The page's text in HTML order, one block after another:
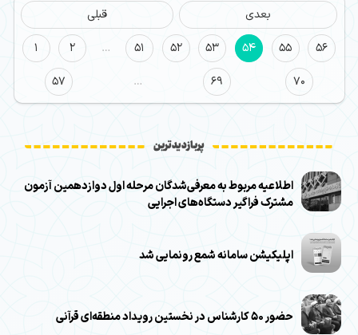
قبلی
بعدی
1
2 … 51 52 53 54 55
56
57
… 69 70
پربازدیدترین
اطلاعیه مربوط به معرفی‌شدگان مرحله اول دوازدهمین آزمون
مشترک فراگیر دستگاه‌های اجرایی
اپلیکیشن سامانه شمع رونمایی شد
حضور ۵۰ کارشناس در نخستین رویداد منطقه‌ای قرآنی